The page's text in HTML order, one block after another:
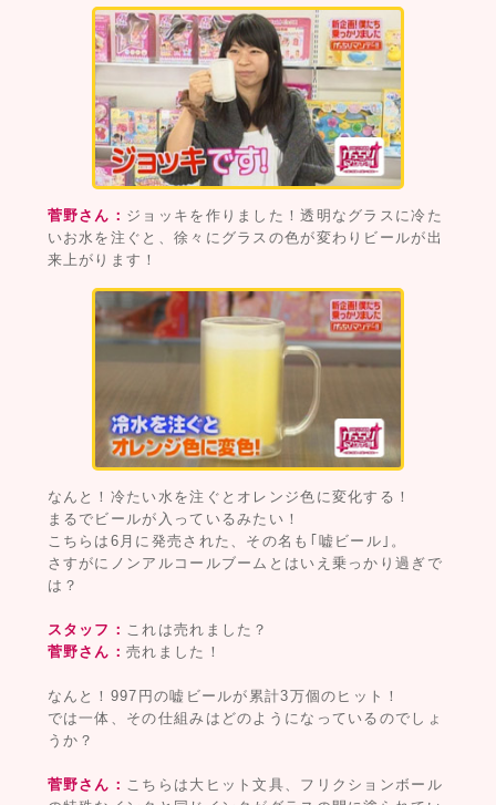
菅野さん： ジョッキを作りました！透明なグラスに冷た
いお水を注ぐと、徐々にグラスの色が変わりビールが出
来上がります！
なんと！冷たい水を注ぐとオレンジ色に変化する！
まるでビールが入っているみたい！
こちらは6月に発売された、その名も｢嘘ビール｣。
さすがにノンアルコールブームとはいえ乗っかり過ぎで
は？
スタッフ： これは売れました？
菅野さん：売れました！
なんと！997円の嘘ビールが累計3万個のヒット！
では一体、その仕組みはどのようになっているのでしょ
うか？
菅野さん： こちらは大ヒット文具、フリクションボール